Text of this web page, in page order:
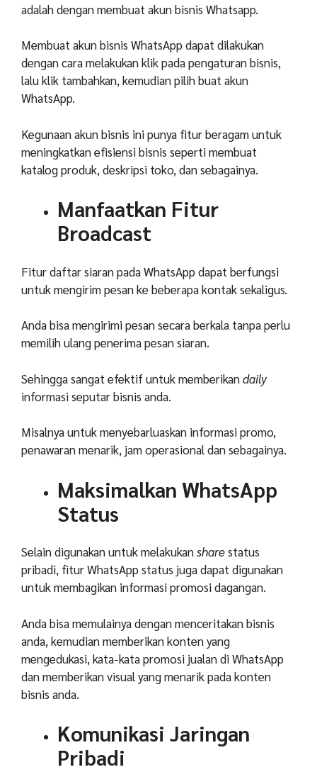
adalah dengan membuat akun bisnis Whatsapp.
Membuat akun bisnis WhatsApp dapat dilakukan
dengan cara melakukan klik pada pengaturan bisnis,
lalu klik tambahkan, kemudian pilih buat akun
WhatsApp.
Kegunaan akun bisnis ini punya fitur beragam untuk
meningkatkan efisiensi bisnis seperti membuat
katalog produk, deskripsi toko, dan sebagainya.
Manfaatkan Fitur
Broadcast
Fitur daftar siaran pada WhatsApp dapat berfungsi
untuk mengirim pesan ke beberapa kontak sekaligus.
Anda bisa mengirimi pesan secara berkala tanpa perlu
memilih ulang penerima pesan siaran.
Sehingga sangat efektif untuk memberikandaily
informasi seputar bisnis anda.
Misalnya untuk menyebarluaskan informasi promo,
penawaran menarik, jam operasional dan sebagainya.
Maksimalkan WhatsApp
Status
Selain digunakan untuk melakukansharestatus
pribadi, fitur WhatsApp status juga dapat digunakan
untuk membagikan informasi promosi dagangan.
Anda bisa memulainya dengan menceritakan bisnis
anda, kemudian memberikan konten yang
mengedukasi, kata-kata promosi jualan di WhatsApp
dan memberikan visual yang menarik pada konten
bisnis anda.
Komunikasi Jaringan
Pribadi